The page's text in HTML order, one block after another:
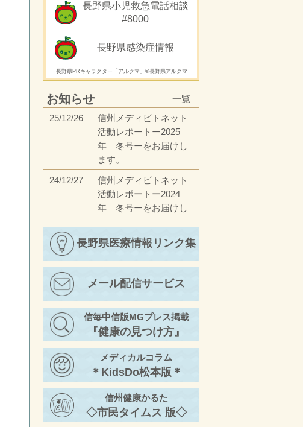
長野県小児救急電話相談
#8000
長野県感染症情報
長野県PRキャラクター「アルクマ」©長野県アルクマ
一覧
お知らせ
25/12/26
信州メディビトネット
活動レポートー2025
年 冬号ーをお届けし
ます。
24/12/27
信州メディビトネット
活動レポートー2024
年 冬号ーをお届けし
23/12/27
信州メディビトネット
年 冬号ーをお届けし
ます。
23/4/17
信州メディビトネット
活動レポートー2023
年 春号ーをお届けし
ます。
22/11/30
信州メディビトネット
活動レポートー2022
年 秋号②ーをお届け
します。
長野県医療情報リンク集
メール配信サービス
信毎中信版MGプレス掲載
『健康の見つけ方』
メディカルコラム
＊KidsDo松本版＊
信州健康かるた
◇市民タイムス 版◇